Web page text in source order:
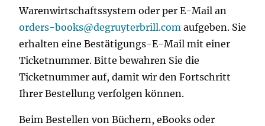
Warenwirtschaftssystem oder per E-Mail an
orders-books@degruyterbrill.com aufgeben. Sie
erhalten eine Bestätigungs-E-Mail mit einer
Ticketnummer. Bitte bewahren Sie die
Ticketnummer auf, damit wir den Fortschritt
Ihrer Bestellung verfolgen können.
Beim Bestellen von Büchern, eBooks oder